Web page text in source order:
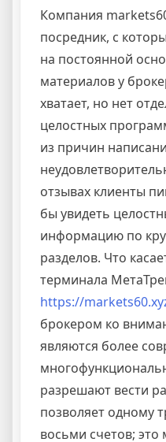
Компания
посредник, с
на постоянной
материалов у
хватает, но нет
целостных
из причин
отзывах клиенты
бы увидеть
информацию по
разделов. Что
терминала
https://
брокером ко
являются более
разрешают вести
позволяет одному
восьми счетов;